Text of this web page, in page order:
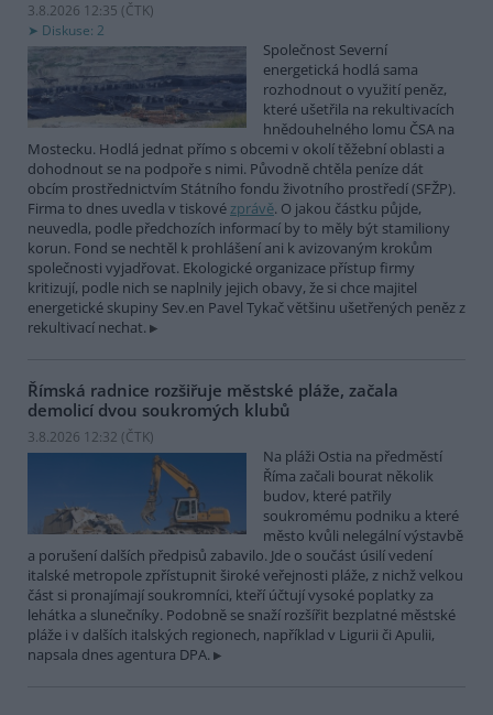
3.8.2026 12:35 (ČTK)
Diskuse: 2
Společnost Severní
energetická hodlá sama
rozhodnout o využití peněz,
které ušetřila na rekultivacích
hnědouhelného lomu ČSA na
Mostecku. Hodlá jednat přímo s obcemi v okolí těžební oblasti a
dohodnout se na podpoře s nimi. Původně chtěla peníze dát
obcím prostřednictvím Státního fondu životního prostředí (SFŽP).
Firma to dnes uvedla v tiskovézprávě. O jakou částku půjde,
neuvedla, podle předchozích informací by to měly být stamiliony
korun. Fond se nechtěl k prohlášení ani k avizovaným krokům
společnosti vyjadřovat. Ekologické organizace přístup firmy
kritizují, podle nich se naplnily jejich obavy, že si chce majitel
energetické skupiny Sev.en Pavel Tykač většinu ušetřených peněz z
rekultivací nechat.
Římská radnice rozšiřuje městské pláže, začala
demolicí dvou soukromých klubů
3.8.2026 12:32 (ČTK)
Na pláži Ostia na předměstí
Říma začali bourat několik
budov, které patřily
soukromému podniku a které
město kvůli nelegální výstavbě
a porušení dalších předpisů zabavilo. Jde o součást úsilí vedení
italské metropole zpřístupnit široké veřejnosti pláže, z nichž velkou
část si pronajímají soukromníci, kteří účtují vysoké poplatky za
lehátka a slunečníky. Podobně se snaží rozšířit bezplatné městské
pláže i v dalších italských regionech, například v Ligurii či Apulii,
napsala dnes agentura DPA.